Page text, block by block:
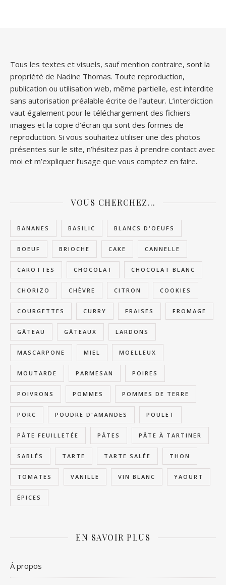
Tous les textes et visuels, sauf mention contraire, sont la
propriété de Nadine Thomas. Toute reproduction,
publication ou utilisation web, même partielle, est interdite
sans autorisation préalable écrite de l’auteur. L’interdiction
vaut également pour le téléchargement des fichiers
images et la copie d’écran qui sont des formes de
reproduction. Si vous souhaitez utiliser une des photos
présentes sur le site, n’hésitez pas à prendre contact avec
moi et m’expliquer l’usage que vous comptez en faire.
VOUS CHERCHEZ…
BANANES BASILIC BLANCS D'OEUFS
BOEUF BRIOCHE CAKE CANNELLE
CAROTTES CHOCOLAT CHOCOLAT BLANC
CHORIZO CHÈVRE CITRON COOKIES
COURGETTES CURRY FRAISES FROMAGE
GÂTEAU GÂTEAUX LARDONS
MASCARPONE MIEL MOELLEUX
MOUTARDE PARMESAN POIRES
POIVRONS POMMES POMMES DE TERRE
PORC POUDRE D'AMANDES POULET
PÂTE FEUILLETÉE PÂTES PÂTE À TARTINER
SABLÉS TARTE TARTE SALÉE THON
TOMATES VANILLE VIN BLANC YAOURT
ÉPICES
EN SAVOIR PLUS
À propos